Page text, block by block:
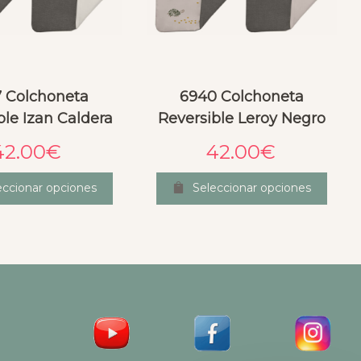
Colchoneta
Izan Caldera
€
opciones
6940 Colchoneta
Reversible Leroy Negro
42.00€
Seleccionar opciones